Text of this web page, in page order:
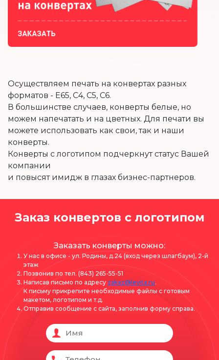
Осуществляем печать на конвертах разных
форматов - E65, C4, C5, C6.
В большинстве случаев, конверты белые, но
можем напечатать и на цветных. Для печати вы
можете использовать как свои, так и наши
конверты.
Конверты с логотипом подчеркнут статус Вашей
компании
и повысят имидж в глазах бизнес-партнеров.
Заказ конвертов с логотипом
Заказать конверты можно:
У нас в офисе - ул. Родины, д.24 (вход через шлагбаум), 2-й
этаж
Позвонив по тел. (843) 265-55-51
Написав письмо по адресу zakaz@levita.ru.
К письму прикрепите необходимые файлы с готовым
макетом, логотипом и т.д.
Отправив сообщение с сайта, заполнив форму справа.